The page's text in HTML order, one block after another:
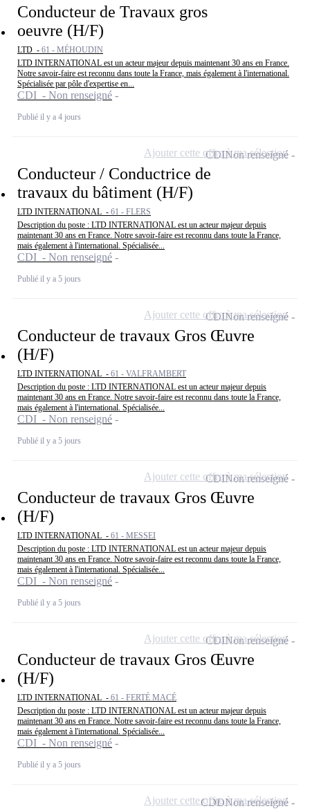
Conducteur de Travaux gros
oeuvre (H/F)
LTD - 61 - MÉHOUDIN
LTD INTERNATIONAL est un acteur majeur depuis maintenant 30 ans en France.
Notre savoir-faire est reconnu dans toute la France, mais également à l'international.
Spécialisée par pôle d'expertise en...
CDI - Non renseigné
Publié il y a 4 jours
Conducteur / Conductrice de
travaux du bâtiment (H/F)
LTD INTERNATIONAL - 61 - FLERS
Description du poste : LTD INTERNATIONAL est un acteur majeur depuis
maintenant 30 ans en France. Notre savoir-faire est reconnu dans toute la France,
mais également à l'international. Spécialisée...
CDI - Non renseigné
Publié il y a 5 jours
CDINon renseigné
Ajouter cette offre à ma sélection
Conducteur de travaux Gros Œuvre
(H/F)
LTD INTERNATIONAL - 61 - VALFRAMBERT
Description du poste : LTD INTERNATIONAL est un acteur majeur depuis
maintenant 30 ans en France. Notre savoir-faire est reconnu dans toute la France,
mais également à l'international. Spécialisée...
CDI - Non renseigné
Publié il y a 5 jours
CDINon renseigné
Ajouter cette offre à ma sélection
Conducteur de travaux Gros Œuvre
(H/F)
LTD INTERNATIONAL - 61 - MESSEI
Description du poste : LTD INTERNATIONAL est un acteur majeur depuis
maintenant 30 ans en France. Notre savoir-faire est reconnu dans toute la France,
mais également à l'international. Spécialisée...
CDI - Non renseigné
Publié il y a 5 jours
CDINon renseigné
Ajouter cette offre à ma sélection
Conducteur de travaux Gros Œuvre
(H/F)
LTD INTERNATIONAL - 61 - FERTÉ MACÉ
Description du poste : LTD INTERNATIONAL est un acteur majeur depuis
maintenant 30 ans en France. Notre savoir-faire est reconnu dans toute la France,
mais également à l'international. Spécialisée...
CDI - Non renseigné
Publié il y a 5 jours
CDINon renseigné
Ajouter cette offre à ma sélection
CDDNon renseigné
Ajouter cette offre à ma sélection